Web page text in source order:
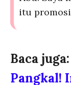
itu
Baca juga:
Pangkal!